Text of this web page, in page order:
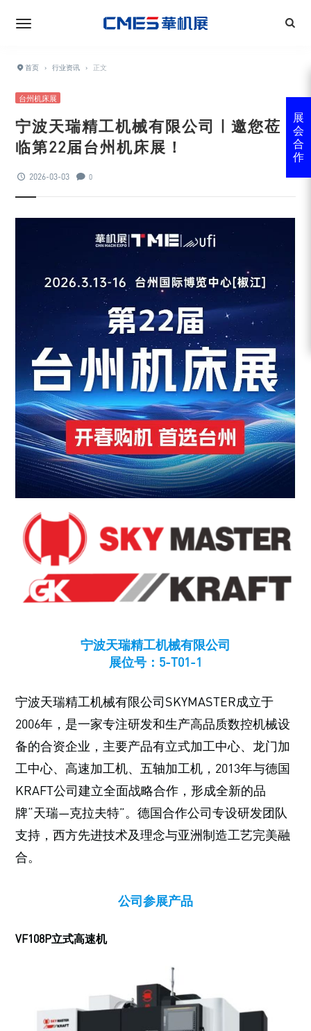
首页 › 行业资讯 › 正文
台州机床展
宁波天瑞精工机械有限公司 | 邀您莅
临第22届台州机床展！
2026-03-03 0
宁波天瑞精工机械有限公司
展位号：5-T01-1
宁波天瑞精工机械有限公司SKYMASTER成立于
2006年，是一家专注研发和生产高品质数控机械设
备的合资企业，主要产品有立式加工中心、龙门加
工中心、高速加工机、五轴加工机，2013年与德国
KRAFT公司建立全面战略合作，形成全新的品
牌“天瑞—克拉夫特”。德国合作公司专设研发团队
支持，西方先进技术及理念与亚洲制造工艺完美融
合。
公司参展产品
VF108P立式高速机
展
会
合
作